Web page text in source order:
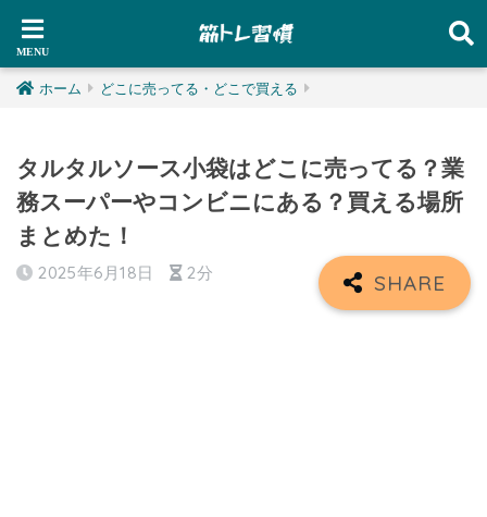
ホーム どこに売ってる・どこで買える
タルタルソース小袋はどこに売ってる？業
務スーパーやコンビニにある？買える場所
まとめた！
2025年6月18日 2分